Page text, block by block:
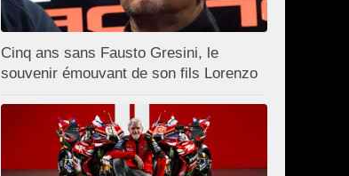
Cinq ans sans Fausto Gresini, le
souvenir émouvant de son fils Lorenzo